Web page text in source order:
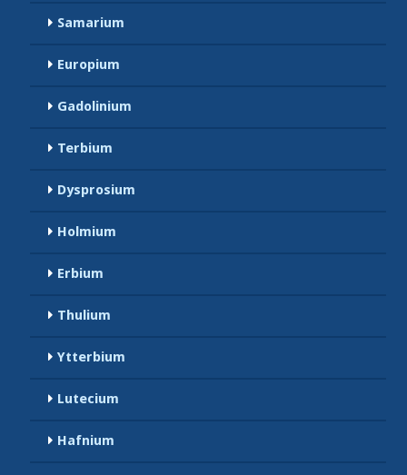
Samarium
Europium
Gadolinium
Terbium
Dysprosium
Holmium
Erbium
Thulium
Ytterbium
Lutecium
Hafnium